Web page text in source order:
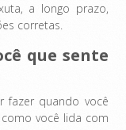
a longo prazo,
corretas.
que sente
fazer quando você
você lida com